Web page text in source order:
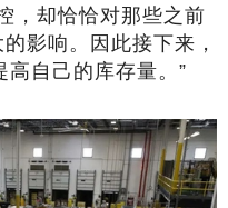
，却恰恰对那些之前
影响。因此接下来，
高自己的库存量。”